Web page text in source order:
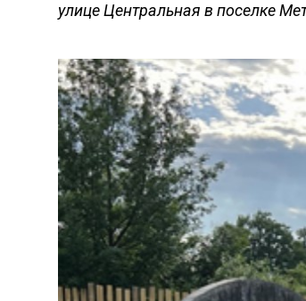
улице Центральная в поселке